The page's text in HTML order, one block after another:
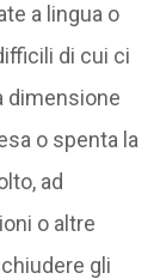
a lingua o
di cui ci
dimensione
o spenta la
ad
o altre
gli